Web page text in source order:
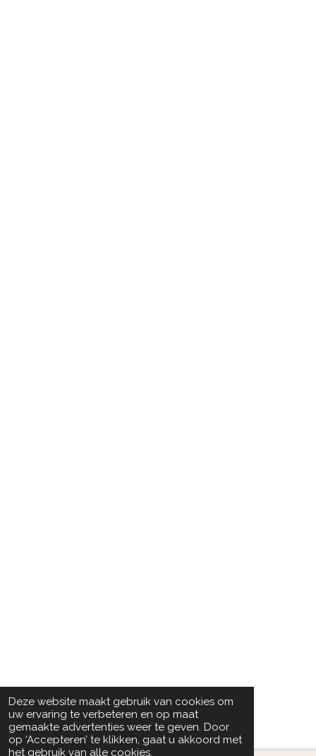
Deze website maakt gebruik van cookies om
uw ervaring te verbeteren en op maat
gemaakte advertenties weer te geven. Door
op ‘Accepteren’ te klikken, gaat u akkoord met
het gebruik van alle cookies.